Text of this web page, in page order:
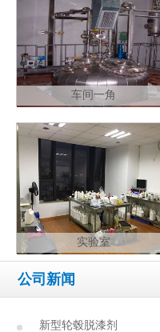
车间一角
实验室
公司新闻
新型轮毂脱漆剂